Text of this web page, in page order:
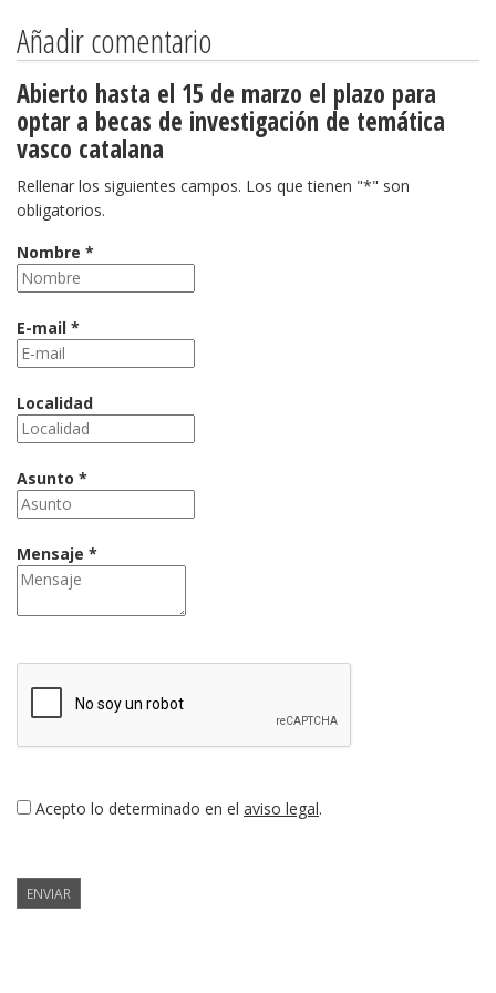
Añadir comentario
Abierto hasta el 15 de marzo el plazo para
optar a becas de investigación de temática
vasco catalana
Rellenar los siguientes campos. Los que tienen "*" son
obligatorios.
Nombre *
E-mail *
Localidad
Asunto *
Mensaje *
Acepto lo determinado en el aviso legal.
ENVIAR